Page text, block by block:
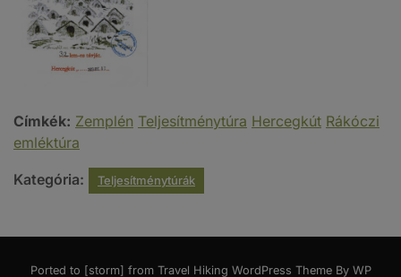
Címkék: Zemplén Teljesítménytúra Hercegkút Rákóczi
emléktúra
Kategória: Teljesítménytúrák
Ported to [storm] from Travel Hiking WordPress Theme By WP